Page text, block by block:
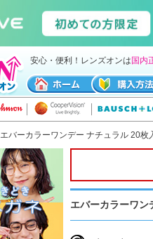
安心・便利！レンズオンは国内
エバーカラーワンデー ナチュラル 20枚
エバーカラーワン